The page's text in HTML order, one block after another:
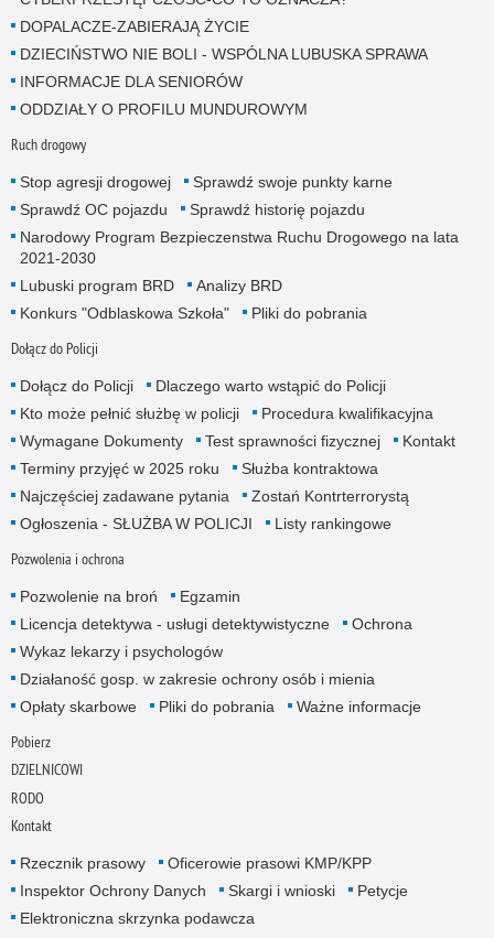
DOPALACZE-ZABIERAJĄ ŻYCIE
DZIECIŃSTWO NIE BOLI - WSPÓLNA LUBUSKA SPRAWA
INFORMACJE DLA SENIORÓW
ODDZIAŁY O PROFILU MUNDUROWYM
Ruch drogowy
Stop agresji drogowej
Sprawdź swoje punkty karne
Sprawdź OC pojazdu
Sprawdź historię pojazdu
Narodowy Program Bezpieczenstwa Ruchu Drogowego na lata
2021-2030
Lubuski program BRD
Analizy BRD
Konkurs "Odblaskowa Szkoła"
Pliki do pobrania
Dołącz do Policji
Dołącz do Policji
Dlaczego warto wstąpić do Policji
Kto może pełnić służbę w policji
Procedura kwalifikacyjna
Wymagane Dokumenty
Test sprawności fizycznej
Kontakt
Terminy przyjęć w 2025 roku
Służba kontraktowa
Najczęściej zadawane pytania
Zostań Kontrterrorystą
Ogłoszenia - SŁUŻBA W POLICJI
Listy rankingowe
Pozwolenia i ochrona
Pozwolenie na broń
Egzamin
Licencja detektywa - usługi detektywistyczne
Ochrona
Wykaz lekarzy i psychologów
Działaność gosp. w zakresie ochrony osób i mienia
Opłaty skarbowe
Pliki do pobrania Ważne informacje
Pobierz
DZIELNICOWI
RODO
Kontakt
Rzecznik prasowy
Oficerowie prasowi KMP/KPP
Inspektor Ochrony Danych
Skargi i wnioski
Petycje
Elektroniczna skrzynka podawcza